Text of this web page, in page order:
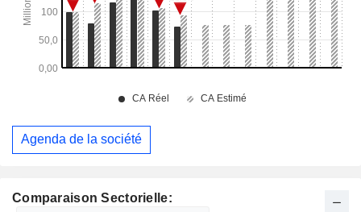
Comparaison Sectorielle:
Agenda de la société